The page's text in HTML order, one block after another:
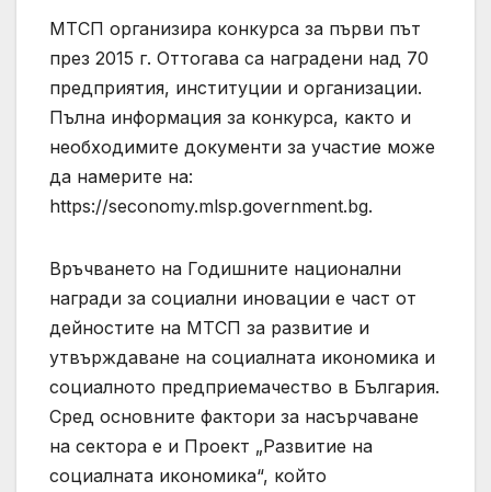
МТСП организира конкурса за първи път
през 2015 г. Оттогава са наградени над 70
предприятия, институции и организации.
Пълна информация за конкурса, както и
необходимите документи за участие може
да намерите на:
https://seconomy.mlsp.government.bg.
Връчването на Годишните национални
награди за социални иновации е част от
дейностите на МТСП за развитие и
утвърждаване на социалната икономика и
социалното предприемачество в България.
Сред основните фактори за насърчаване
на сектора е и Проект „Развитие на
социалната икономика“, който